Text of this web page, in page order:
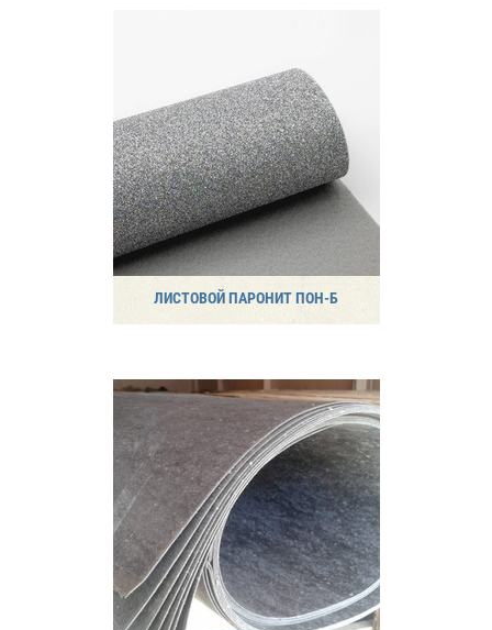
ЛИСТОВОЙ ПАРОНИТ ПОН-Б